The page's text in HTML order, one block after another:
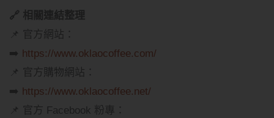
🔗 相關連結整理
📌 官方網站：
➡️ https://www.oklaocoffee.com/
📌 官方購物網站：
➡️ https://www.oklaocoffee.net/
📌 官方 Facebook 粉專：